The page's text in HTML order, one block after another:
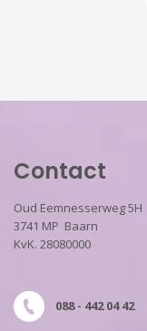
Contact
Oud Eemnesserweg 5H
3741 MP Baarn
KvK. 28080000
088 - 442 04 42